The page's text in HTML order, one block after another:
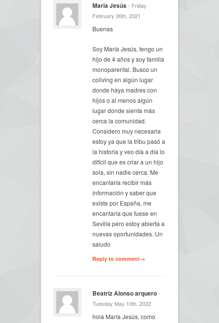
María Jesús - Friday
February 26th, 2021
Buenas
Soy María Jesús, tengo un
hijo de 4 años y soy familia
monoparental. Busco un
coliving en algún lugar
donde haya madres con
hijos o al menos algún
lugar donde sienta más
cerca la comunidad.
Considero muy necesaria
estoy ya que la tribu pasó a
la historia y veo día a día lo
difícil que es criar a un hijo
sola, sin nadie cerca. Me
encantaría recibir más
información y saber que
existe por España, me
encantaría que fuese en
Sevilla pero estoy abierta a
nuevas oportunidades. Un
saludo
Reply to comment→
Beatriz Alonso arquero-
Tuesday May 10th, 2022
hola María Jesús, como